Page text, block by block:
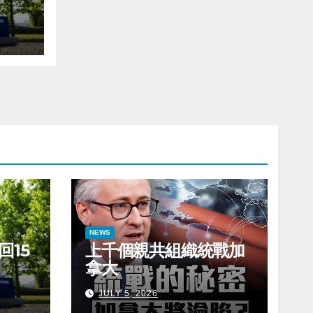
15
NEWS
上千個親共組織統戰加
拿大
JULY 5, 2026